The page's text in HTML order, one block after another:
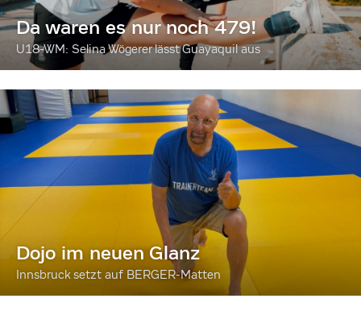
Da waren es nur noch 479!
U18-WM: Selina Wögerer lässt Guayaquil aus
Dojo im neuen Glanz
Innsbruck setzt auf BERGER-Matten